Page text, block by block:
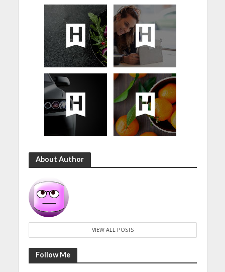
About Author
VIEW ALL POSTS
Follow Me